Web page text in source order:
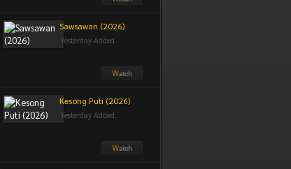
Sawsawan (2026)
Yesterday Added.
Kesong Puti (2026)
Yesterday Added.